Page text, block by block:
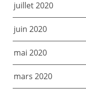
juillet 2020
juin 2020
mai 2020
mars 2020